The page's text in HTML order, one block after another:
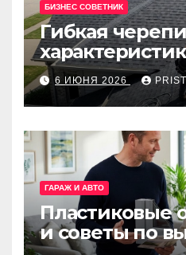
БИЗНЕС СОВЕТНИК
Гибкая
применения
6 ИЮНЯ 2026
ГАРАЖ И АВТО
Пластиковые
и советы по